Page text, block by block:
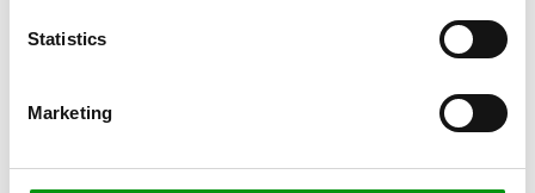
Statistics
Marketing